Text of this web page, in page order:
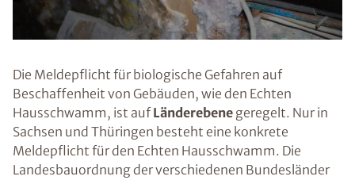
Die Meldepflicht für biologische Gefahren auf
Beschaffenheit von Gebäuden, wie den Echten
Hausschwamm, ist aufLänderebene geregelt. Nur in
Sachsen und Thüringen besteht eine konkrete
Meldepflicht für den Echten Hausschwamm. Die
Landesbauordnung der verschiedenen Bundesländer